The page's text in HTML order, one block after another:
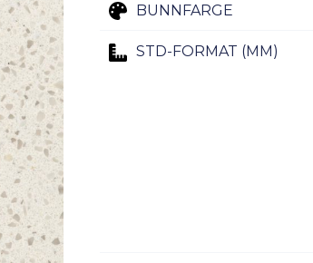
BUNNFARGE
STD-FORMAT (MM)